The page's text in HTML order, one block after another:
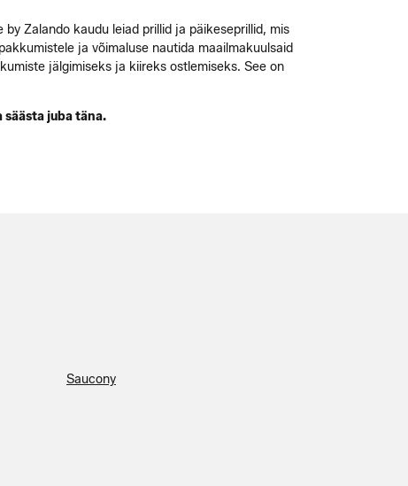
Zalando kaudu leiad prillid ja päikeseprillid, mis
ja võimaluse nautida maailmakuulsaid
jälgimiseks ja kiireks ostlemiseks. See on
säästa juba täna.
Saucony